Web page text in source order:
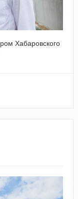
Хабаровского